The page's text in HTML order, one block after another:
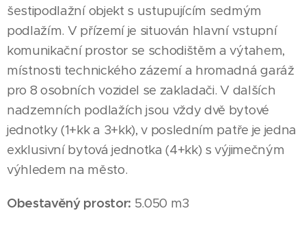
šestipodlažní objekt s ustupujícím sedmým
podlažím. V přízemí je situován hlavní vstupní
komunikační prostor se schodištěm a výtahem,
místnosti technického zázemí a hromadná garáž
pro 8 osobních vozidel se zakladači. V dalších
nadzemních podlažích jsou vždy dvě bytové
jednotky (1+kk a 3+kk), v posledním patře je jedna
exklusivní bytová jednotka (4+kk) s výjimečným
výhledem na město.
Obestavěný prostor: 5.050 m3